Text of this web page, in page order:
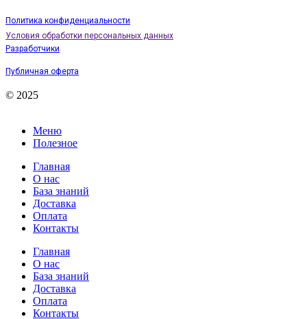
Политика конфиденциальности
Условия обработки персональных данных
Разработчики
Публичная оферта
© 2025
Меню
Полезное
Главная
О нас
База знаний
Доставка
Оплата
Контакты
Главная
О нас
База знаний
Доставка
Оплата
Контакты